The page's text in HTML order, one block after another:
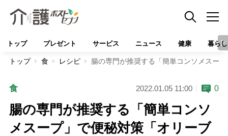
トップ プレゼント サービス ニュース 健康 暮らし
トップ 食 レシピ 腸の専門が推奨する「簡単コンソメスー
食 2022.01.05 11:00 0
腸の専門が推奨する「簡単コンソ
メスープ」で便秘対策「オリーブ